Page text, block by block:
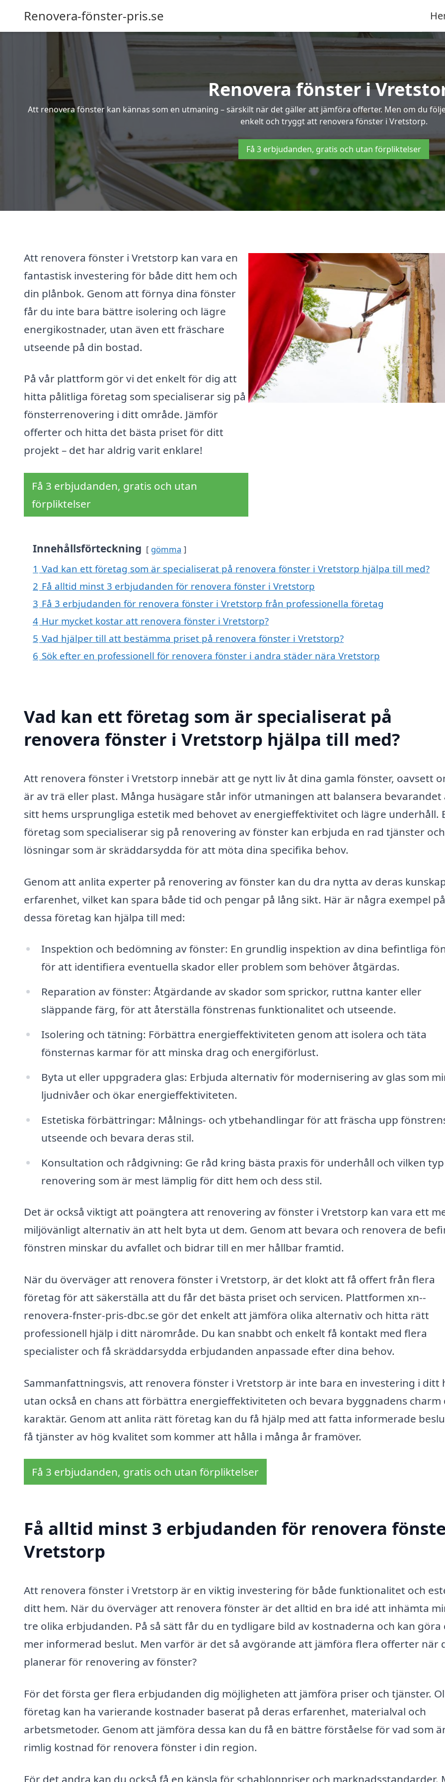
Renovera-fönster-pris.se
Renovera fönster i
Att renovera fönster kan kännas som en utmaning – särskilt när det gäller att jämföra offerter. Men om du
enkelt och tryggt att renovera fönster i Vretstorp.
Få 3 erbjudanden, gratis och utan förpliktelser
Att renovera fönster i Vretstorp kan vara en
fantastisk investering för både ditt hem och
din plånbok. Genom att förnya dina fönster
får du inte bara bättre isolering och lägre
energikostnader, utan även ett fräschare
utseende på din bostad.
På vår plattform gör vi det enkelt för dig att
hitta pålitliga företag som specialiserar sig på
fönsterrenovering i ditt område. Jämför
offerter och hitta det bästa priset för ditt
projekt – det har aldrig varit enklare!
Få 3 erbjudanden, gratis och utan
förpliktelser
Innehållsförteckning gömma
1 Vad kan ett företag som är specialiserat på renovera fönster i Vretstorp hjälpa till med?
2 Få alltid minst 3 erbjudanden för renovera fönster i Vretstorp
3 Få 3 erbjudanden för renovera fönster i Vretstorp från professionella företag
4 Hur mycket kostar att renovera fönster i Vretstorp?
5 Vad hjälper till att bestämma priset på renovera fönster i Vretstorp?
6 Sök efter en professionell för renovera fönster i andra städer nära Vretstorp
Vad kan ett företag som är specialiserat på
renovera fönster i Vretstorp hjälpa till med?
Att renovera fönster i Vretstorp innebär att ge nytt liv åt dina gamla fönster, oavsett
är av trä eller plast. Många husägare står inför utmaningen att balansera bevarandet
sitt hems ursprungliga estetik med behovet av energieffektivitet och lägre underhåll.
företag som specialiserar sig på renovering av fönster kan erbjuda en rad tjänster och
lösningar som är skräddarsydda för att möta dina specifika behov.
Genom att anlita experter på renovering av fönster kan du dra nytta av deras
erfarenhet, vilket kan spara både tid och pengar på lång sikt. Här är några exempel
dessa företag kan hjälpa till med:
Inspektion och bedömning av fönster: En grundlig inspektion av dina befintliga
för att identifiera eventuella skador eller problem som behöver åtgärdas.
Reparation av fönster: Åtgärdande av skador som sprickor, ruttna kanter eller
släppande färg, för att återställa fönstrenas funktionalitet och utseende.
Isolering och tätning: Förbättra energieffektiviteten genom att isolera och täta
fönsternas karmar för att minska drag och energiförlust.
Byta ut eller uppgradera glas: Erbjuda alternativ för modernisering av glas som
ljudnivåer och ökar energieffektiviteten.
Estetiska förbättringar: Målnings- och ytbehandlingar för att fräscha upp
utseende och bevara deras stil.
Konsultation och rådgivning: Ge råd kring bästa praxis för underhåll och vilken
renovering som är mest lämplig för ditt hem och dess stil.
Det är också viktigt att poängtera att renovering av fönster i Vretstorp kan vara ett
miljövänligt alternativ än att helt byta ut dem. Genom att bevara och renovera de
fönstren minskar du avfallet och bidrar till en mer hållbar framtid.
När du överväger att renovera fönster i Vretstorp, är det klokt att få offert från flera
företag för att säkerställa att du får det bästa priset och servicen. Plattformen xn--
renovera-fnster-pris-dbc.se gör det enkelt att jämföra olika alternativ och hitta rätt
professionell hjälp i ditt närområde. Du kan snabbt och enkelt få kontakt med flera
specialister och få skräddarsydda erbjudanden anpassade efter dina behov.
Sammanfattningsvis, att renovera fönster i Vretstorp är inte bara en investering i ditt
utan också en chans att förbättra energieffektiviteten och bevara byggnadens charm
karaktär. Genom att anlita rätt företag kan du få hjälp med att fatta informerade
få tjänster av hög kvalitet som kommer att hålla i många år framöver.
Få 3 erbjudanden, gratis och utan förpliktelser
Få alltid minst 3 erbjudanden för renovera
Vretstorp
Att renovera fönster i Vretstorp är en viktig investering för både funktionalitet och
ditt hem. När du överväger att renovera fönster är det alltid en bra idé att inhämta
tre olika erbjudanden. På så sätt får du en tydligare bild av kostnaderna och kan göra
mer informerad beslut. Men varför är det så avgörande att jämföra flera offerter när
planerar för renovering av fönster?
För det första ger flera erbjudanden dig möjligheten att jämföra priser och tjänster.
företag kan ha varierande kostnader baserat på deras erfarenhet, materialval och
arbetsmetoder. Genom att jämföra dessa kan du få en bättre förståelse för vad som
rimlig kostnad för renovera fönster i din region.
För det andra kan du också få en känsla för schablonpriser och marknadsstandarder.